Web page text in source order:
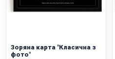
Зоряна карта "Класична з
фото"